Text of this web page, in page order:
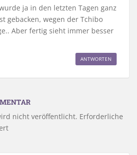
ja in den letzten Tagen ganz
gebacken, wegen der Tchibo
Aber fertig sieht immer besser
ANTWORTEN
nicht veröffentlicht. Erforderliche